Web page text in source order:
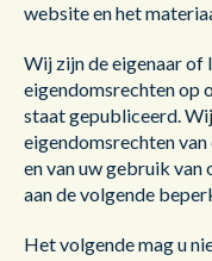
website en het
Wij zijn de eigenaar of
eigendomsrechten op
staat gepubliceerd.
eigendomsrechten
en van uw gebruik
aan de volgende
Het volgende mag u